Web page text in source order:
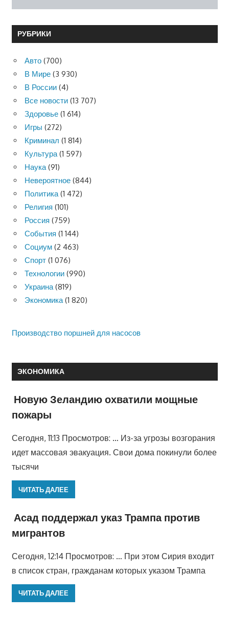
РУБРИКИ
Авто (700)
В Мире (3 930)
В России (4)
Все новости (13 707)
Здоровье (1 614)
Игры (272)
Криминал (1 814)
Культура(1 597)
Наука(91)
Невероятное (844)
Политика(1 472)
Религия (101)
Россия (759)
События (1 144)
Социум (2 463)
Спорт (1 076)
Технологии (990)
Украина(819)
Экономика(1 820)
Производство поршней для насосов
ЭКОНОМИКА
Новую Зеландию охватили мощные
пожары
Сегодня, 11:13 Просмотров: … Из-за угрозы возгорания
идет массовая эвакуация. Свои дома покинули более
тысячи
ЧИТАТЬ ДАЛЕЕ
Асад поддержал указ Трампа против
мигрантов
Сегодня, 12:14 Просмотров: … При этом Сирия входит
в список стран, гражданам которых указом Трампа
ЧИТАТЬ ДАЛЕЕ